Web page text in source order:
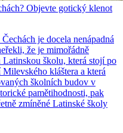
Objevte gotický klenot
je docela nenápadná
že je mimořádně
Latinskou školu, která stojí po
kláštera a která
školních budov v
pamětihodnosti, pak
zmíněné Latinské školy